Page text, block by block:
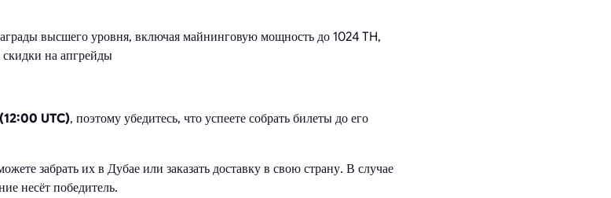
высшего уровня, включая майнинговую мощность до 1024 TH,
на апгрейды
UTC), поэтому убедитесь, что успеете собрать билеты до его
забрать их в Дубае или заказать доставку в свою страну. В случае
несёт победитель.